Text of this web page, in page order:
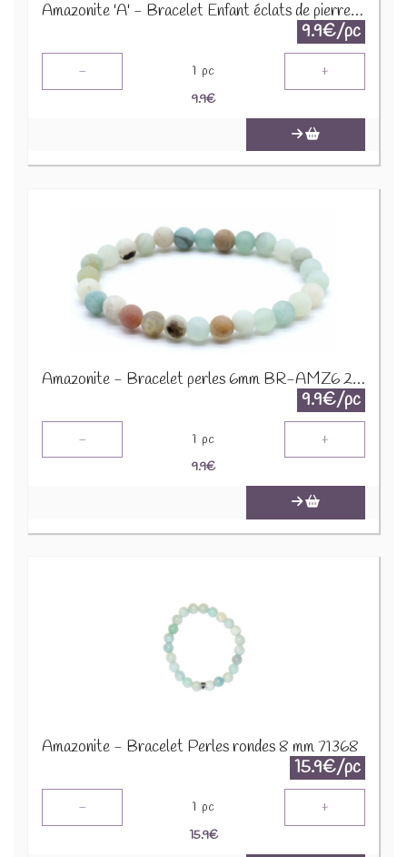
Amazonite 'A' - Bracelet Enfant éclats de pierres BRC-AMZX
9.9€/pc
- 1 pc +
9.9€
Amazonite - Bracelet perles 6mm BR-AMZ6 2274
9.9€/pc
- 1 pc +
9.9€
Amazonite - Bracelet Perles rondes 8 mm 71368
15.9€/pc
- 1 pc +
15.9€